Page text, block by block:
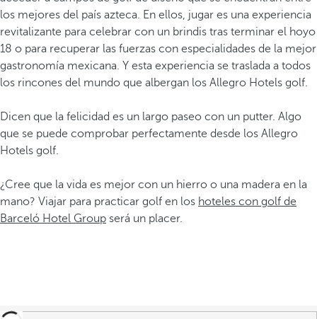
los mejores del país azteca. En ellos, jugar es una experiencia
revitalizante para celebrar con un brindis tras terminar el hoyo
18 o para recuperar las fuerzas con especialidades de la mejor
gastronomía mexicana. Y esta experiencia se traslada a todos
los rincones del mundo que albergan los Allegro Hotels golf.
Dicen que la felicidad es un largo paseo con un putter. Algo
que se puede comprobar perfectamente desde los Allegro
Hotels golf.
¿Cree que la vida es mejor con un hierro o una madera en la
mano? Viajar para practicar golf en los hoteles con golf de
Barceló Hotel Group será un placer.